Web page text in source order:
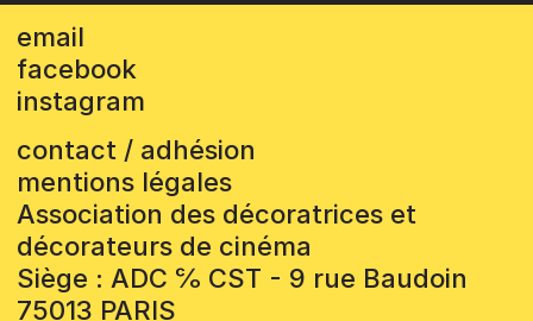
email
facebook
instagram
contact / adhésion
mentions légales
Association des décoratrices et
décorateurs de cinéma
Siège : ADC ℅ CST - 9 rue Baudoin
75013 PARIS